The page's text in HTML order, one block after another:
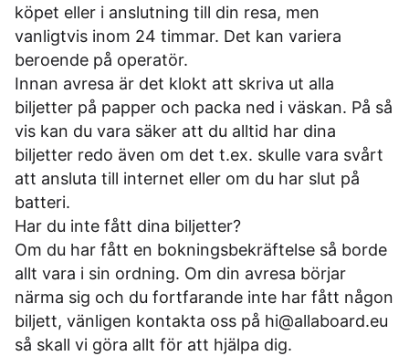
köpet eller i anslutning till din resa, men
vanligtvis inom 24 timmar. Det kan variera
beroende på operatör.
Innan avresa är det klokt att skriva ut alla
biljetter på papper och packa ned i väskan. På så
vis kan du vara säker att du alltid har dina
biljetter redo även om det t.ex. skulle vara svårt
att ansluta till internet eller om du har slut på
batteri.
Har du inte fått dina biljetter?
Om du har fått en bokningsbekräftelse så borde
allt vara i sin ordning. Om din avresa börjar
närma sig och du fortfarande inte har fått någon
biljett, vänligen kontakta oss på hi@allaboard.eu
så skall vi göra allt för att hjälpa dig.